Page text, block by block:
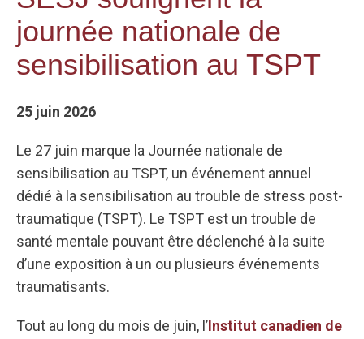
journée nationale de
sensibilisation au TSPT
25 juin 2026
Le 27 juin marque la Journée nationale de
sensibilisation au TSPT, un événement annuel
dédié à la sensibilisation au trouble de stress post-
traumatique (TSPT). Le TSPT est un trouble de
santé mentale pouvant être déclenché à la suite
d’une exposition à un ou plusieurs événements
traumatisants.
Tout au long du mois de juin, l’Institut canadien de